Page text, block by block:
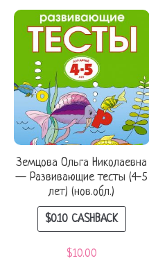
Земцова Ольга Николаевна
— Развивающие тесты (4-5
лет) (нов.обл.)
$0.10 CASHBACK
$10.00